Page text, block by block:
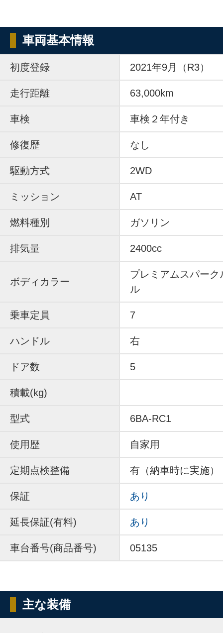
車両基本情報
初度登録 2021年9月（R3）
走行距離 63,000km
車検 車検２年付き
修復歴 なし
駆動方式 2WD
ミッション AT
燃料種別 ガソリン
排気量 2400cc
ボディカラー
プレミアムスパー
ル
乗車定員 7
ハンドル 右
ドア数 5
積載(kg)
型式 6BA-RC1
使用歴 自家用
定期点検整備 有（納車時に実施）
保証 あり
延長保証(有料) あり
車台番号(商品番号) 05135
主な装備